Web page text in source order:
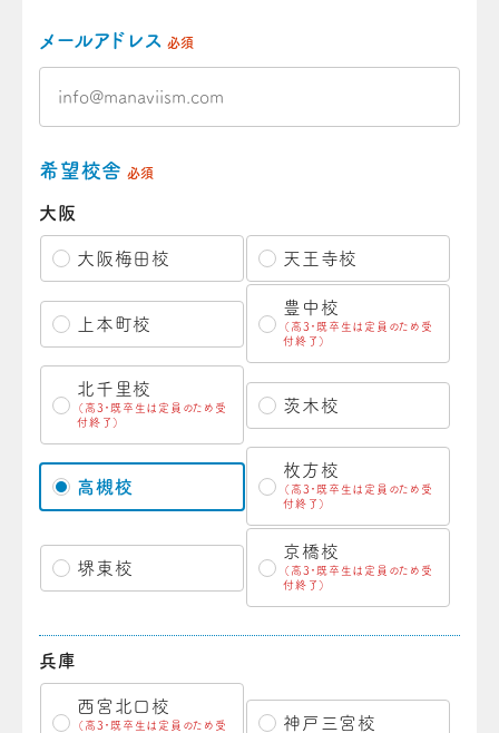
メールアドレス 必須
希望校舎 必須
大阪
大阪梅田校 天王寺校
上本町校
豊中校
（高3・既卒生は定員のため受
付終了）
北千里校
（高3・既卒生は定員のため受
付終了）
茨木校
高槻校
枚方校
（高3・既卒生は定員のため受
付終了）
堺東校
京橋校
（高3・既卒生は定員のため受
付終了）
兵庫
西宮北口校
（高3・既卒生は定員のため受
神戸三宮校